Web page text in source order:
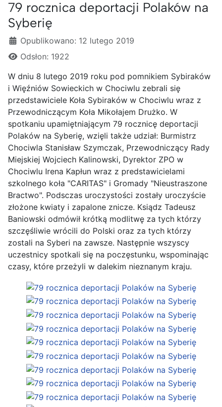
79 rocznica deportacji Polaków na
Syberię
Szczegóły
Opublikowano: 12 lutego 2019
Odsłon: 1922
W dniu 8 lutego 2019 roku pod pomnikiem Sybiraków
i Więźniów Sowieckich w Chociwlu zebrali się
przedstawiciele Koła Sybiraków w Chociwlu wraz z
Przewodniczącym Koła Mikołajem Drużko. W
spotkaniu upamiętniającym 79 rocznicę deportacji
Polaków na Syberię, wzięli także udział: Burmistrz
Chociwla Stanisław Szymczak, Przewodniczący Rady
Miejskiej Wojciech Kalinowski, Dyrektor ZPO w
Chociwlu Irena Kapłun wraz z predstawicielami
szkolnego koła "CARITAS" i Gromady "Nieustraszone
Bractwo". Podsczas uroczystości zostały uroczyście
złożone kwiaty i zapalone znicze. Ksiądz Tadeusz
Baniowski odmówił krótką modlitwę za tych którzy
szczęśliwie wrócili do Polski oraz za tych którzy
zostali na Syberi na zawsze. Następnie wszyscy
uczestnicy spotkali się na poczęstunku, wspominając
czasy, które przeżyli w dalekim nieznanym kraju.